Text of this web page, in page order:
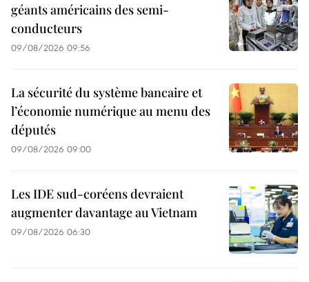
géants américains des semi-
conducteurs
09/08/2026 09:56
La sécurité du système bancaire et
l’économie numérique au menu des
députés
09/08/2026 09:00
Les IDE sud-coréens devraient
augmenter davantage au Vietnam
09/08/2026 06:30